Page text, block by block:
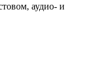
аудио- и